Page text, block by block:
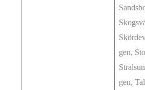
gen,
gen,